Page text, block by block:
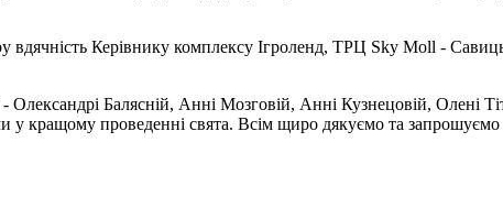
Керівнику комплексу Ігроленд, ТРЦ Sky Moll -
Балясній, Анні Мозговій, Анні Кузнецовій, Олені
у кращому проведенні свята. Всім щиро дякуємо та